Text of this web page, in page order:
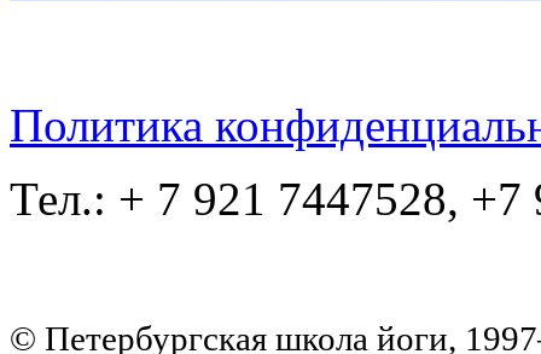
Политика
Тел.: + 7 921 7447528, +7
© Петербургская школа йоги,